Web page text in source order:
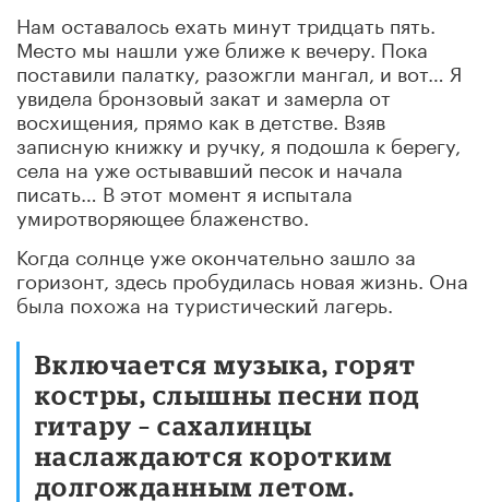
Нам оставалось ехать минут тридцать пять.
Место мы нашли уже ближе к вечеру. Пока
поставили палатку, разожгли мангал, и вот… Я
увидела бронзовый закат и замерла от
восхищения, прямо как в детстве. Взяв
записную книжку и ручку, я подошла к берегу,
села на уже остывавший песок и начала
писать… В этот момент я испытала
умиротворяющее блаженство.
Когда солнце уже окончательно зашло за
горизонт, здесь пробудилась новая жизнь. Она
была похожа на туристический лагерь.
Включается музыка, горят
костры, слышны песни под
гитару – сахалинцы
наслаждаются коротким
долгожданным летом.